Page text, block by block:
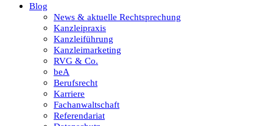
Blog
News & aktuelle Rechtsprechung
Kanzleipraxis
Kanzleiführung
Kanzleimarketing
RVG & Co.
beA
Berufsrecht
Karriere
Fachanwaltschaft
Referendariat